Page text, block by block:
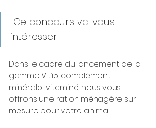
intéresser !
Dans le cadre du lancement de la
gamme Vit’i5, complément
minéralo-vitaminé, nous vous
offrons une ration ménagère sur
mesure pour votre animal.